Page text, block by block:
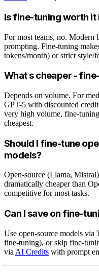
Is fine-tuning worth it
For most teams, no. Modern
prompting. Fine-tuning
tokens/month) or strict style/
What s cheaper -
Depends on volume. For
GPT-5 with discounted
very high volume, fine-
cheapest.
Should I fine-tune
models?
Open-source (Llama,
dramatically cheaper than
competitive for most tasks.
Can I save on fine-
Use open-source models
fine-tuning), or skip fine-
via AI Credits with prompt